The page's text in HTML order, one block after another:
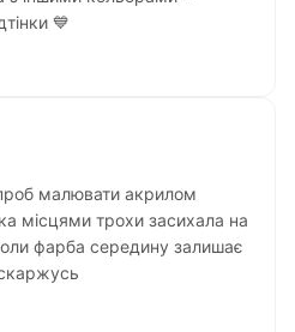
💙
малювати акрилом
місцями трохи засихала на
фарба середину залишає